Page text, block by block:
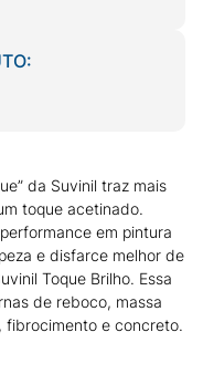
da Suvinil traz mais
toque acetinado.
em pintura
e disfarce melhor de
Toque Brilho. Essa
de reboco, massa
fibrocimento e concreto.